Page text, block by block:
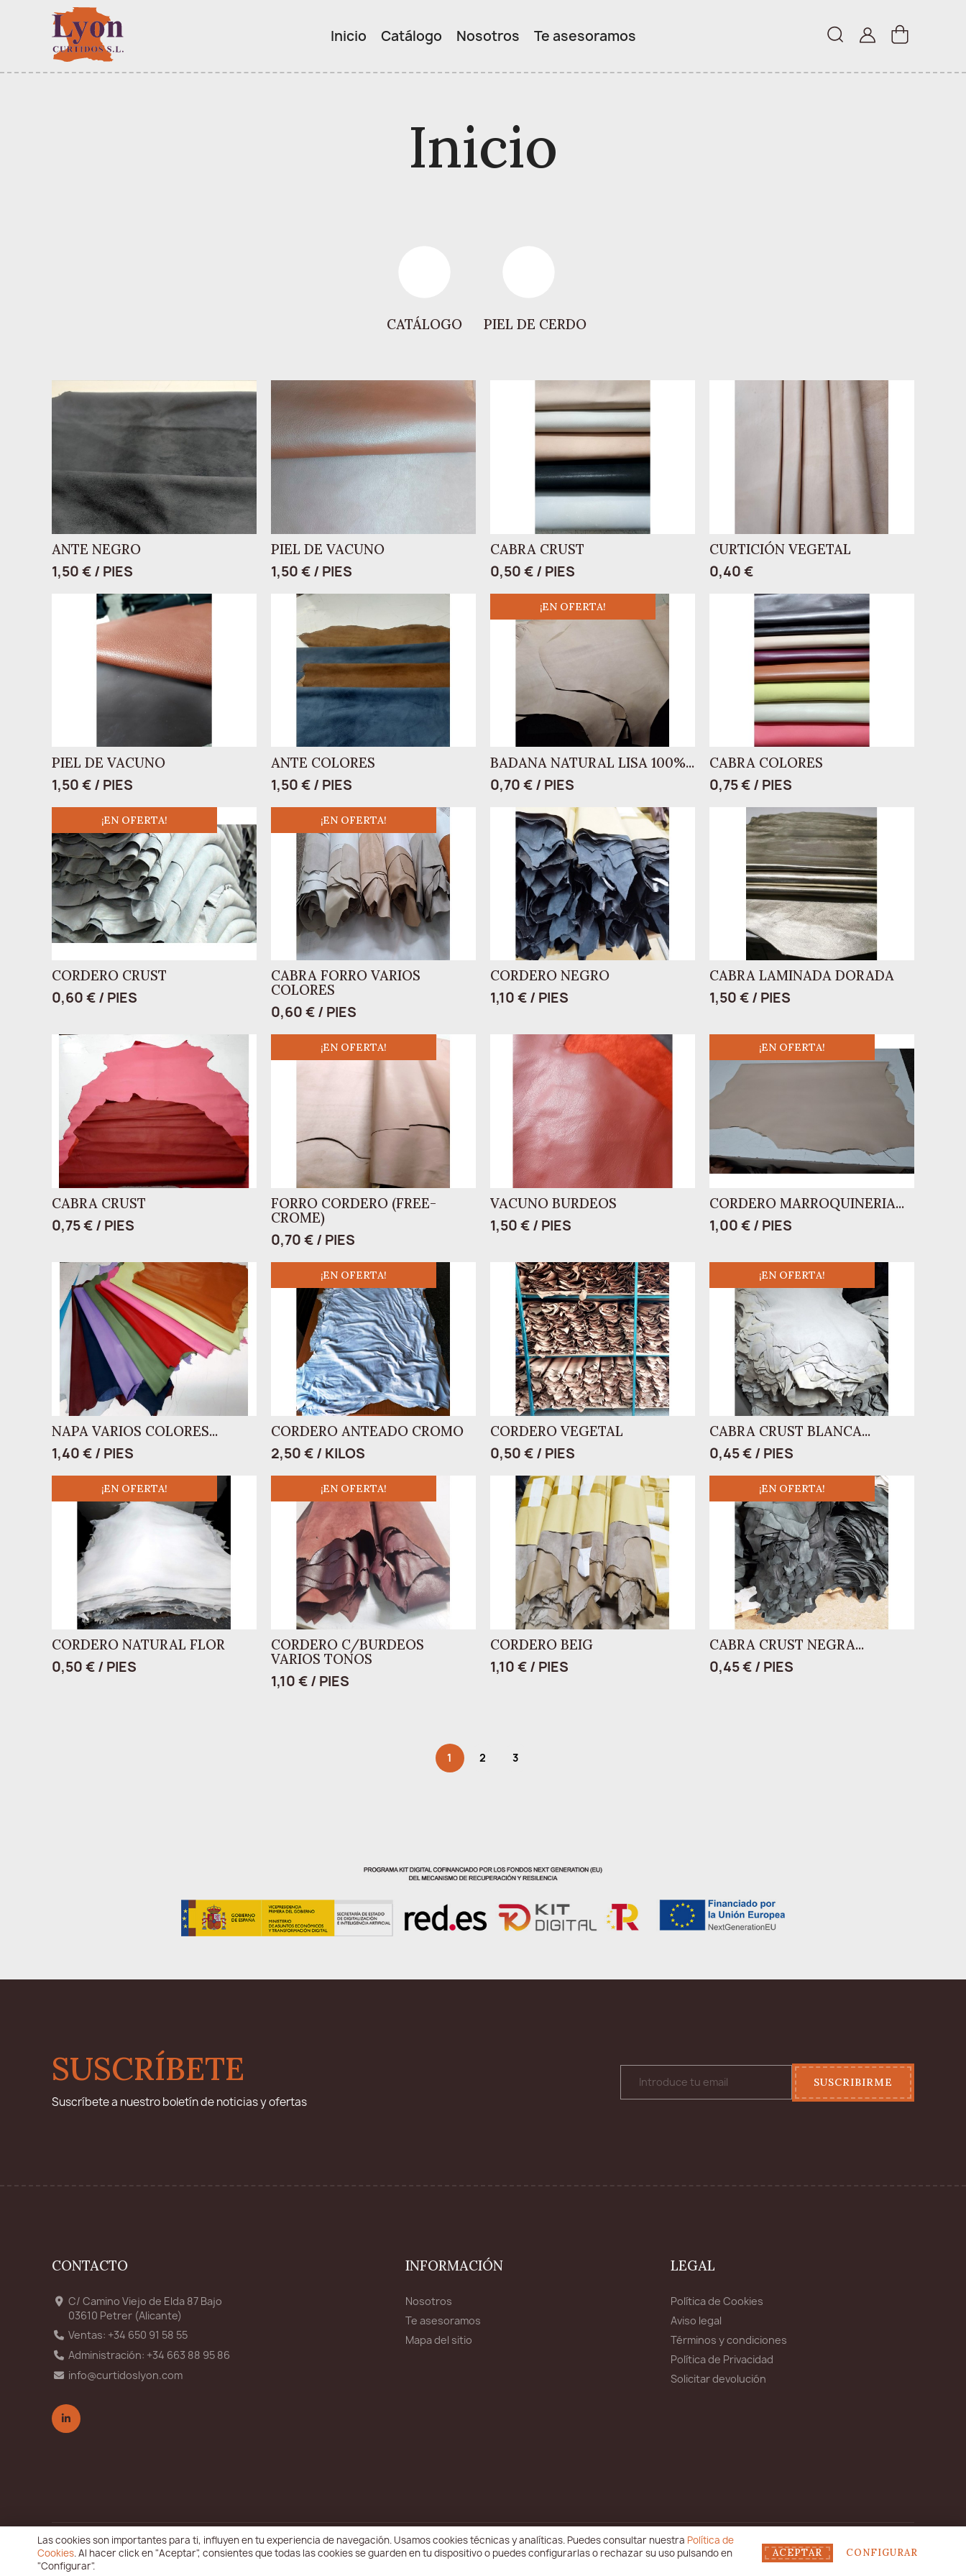
Inicio Catálogo
PIEL DE CABRA
PIEL DE VACUNO
Nosotros Te asesoramos
Inicio
CATÁLOGO PIEL DE CERDO
ANTE NEGRO
1,50 € / PIES
PIEL DE VACUNO
1,50 € / PIES
CABRA CRUST
0,50 € / PIES
CURTICIÓN VEGETAL
0,40 €
PIEL DE VACUNO
1,50 € / PIES
ANTE COLORES
1,50 € / PIES
¡EN OFERTA!
BADANA NATURAL LISA 100%...
0,70 € / PIES
CABRA COLORES
0,75 € / PIES
¡EN OFERTA!
CORDERO CRUST
0,60 € / PIES
¡EN OFERTA!
CABRA FORRO VARIOS
COLORES
0,60 € / PIES
CORDERO NEGRO
1,10 € / PIES
CABRA LAMINADA DORADA
1,50 € / PIES
CABRA CRUST
0,75 € / PIES
¡EN OFERTA!
FORRO CORDERO (FREE-
CROME)
0,70 € / PIES
VACUNO BURDEOS
1,50 € / PIES
¡EN OFERTA!
CORDERO MARROQUINERIA...
1,00 € / PIES
NAPA VARIOS COLORES...
1,40 € / PIES
¡EN OFERTA!
CORDERO ANTEADO CROMO
2,50 € / KILOS
CORDERO VEGETAL
0,50 € / PIES
¡EN OFERTA!
CABRA CRUST BLANCA...
0,45 € / PIES
¡EN OFERTA!
CORDERO NATURAL FLOR
0,50 € / PIES
¡EN OFERTA!
CORDERO C/BURDEOS
VARIOS TONOS
1,10 € / PIES
CORDERO BEIG
1,10 € / PIES
¡EN OFERTA!
CABRA CRUST NEGRA...
0,45 € / PIES
1 2 3
SUSCRÍBETE
Suscríbete a nuestro boletín de noticias y ofertas
SUSCRIBIRME
CONTACTO
C/ Camino Viejo de Elda 87 Bajo
03610 Petrer (Alicante)
Ventas: +34 650 91 58 55
Administración: +34 663 88 95 86
info@curtidoslyon.com
INFORMACIÓN
Nosotros
Te asesoramos
Mapa del sitio
LEGAL
Política de Cookies
Aviso legal
Términos y condiciones
Política de Privacidad
Solicitar devolución
© 2026 Curtidos Lyon S.L. - Todos los derechos reservados. Desarrollado por Verkia ®
Las cookies son importantes para ti, influyen en tu experiencia de navegación. Usamos cookies técnicas y analíticas. Puedes consultar nuestra Política de
Cookies. Al hacer click en "Aceptar", consientes que todas las cookies se guarden en tu dispositivo o puedes configurarlas o rechazar su uso pulsando en
"Configurar".
ACEPTAR CONFIGURAR